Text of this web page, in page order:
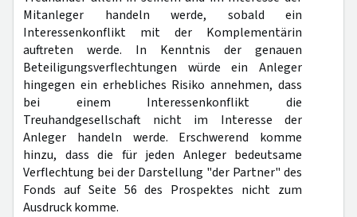
Mitanleger handeln werde, sobald ein
Interessenkonflikt mit der Komplementärin
auftreten werde. In Kenntnis der genauen
Beteiligungsverflechtungen würde ein Anleger
hingegen ein erhebliches Risiko annehmen, dass
bei einem Interessenkonflikt die
Treuhandgesellschaft nicht im Interesse der
Anleger handeln werde. Erschwerend komme
hinzu, dass die für jeden Anleger bedeutsame
Verflechtung bei der Darstellung "der Partner" des
Fonds auf Seite 56 des Prospektes nicht zum
Ausdruck komme.